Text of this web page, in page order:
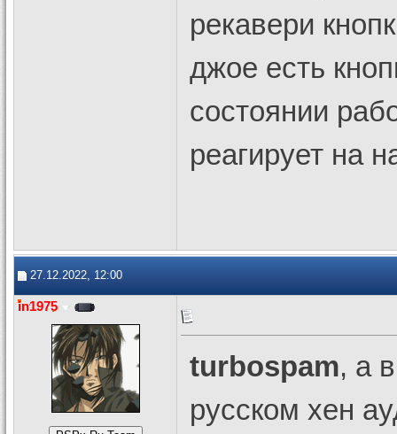
рекавери
джое есть
состоянии
реагирует на
27.12.2022, 12:00
in1975
turbospam, а
русском хен